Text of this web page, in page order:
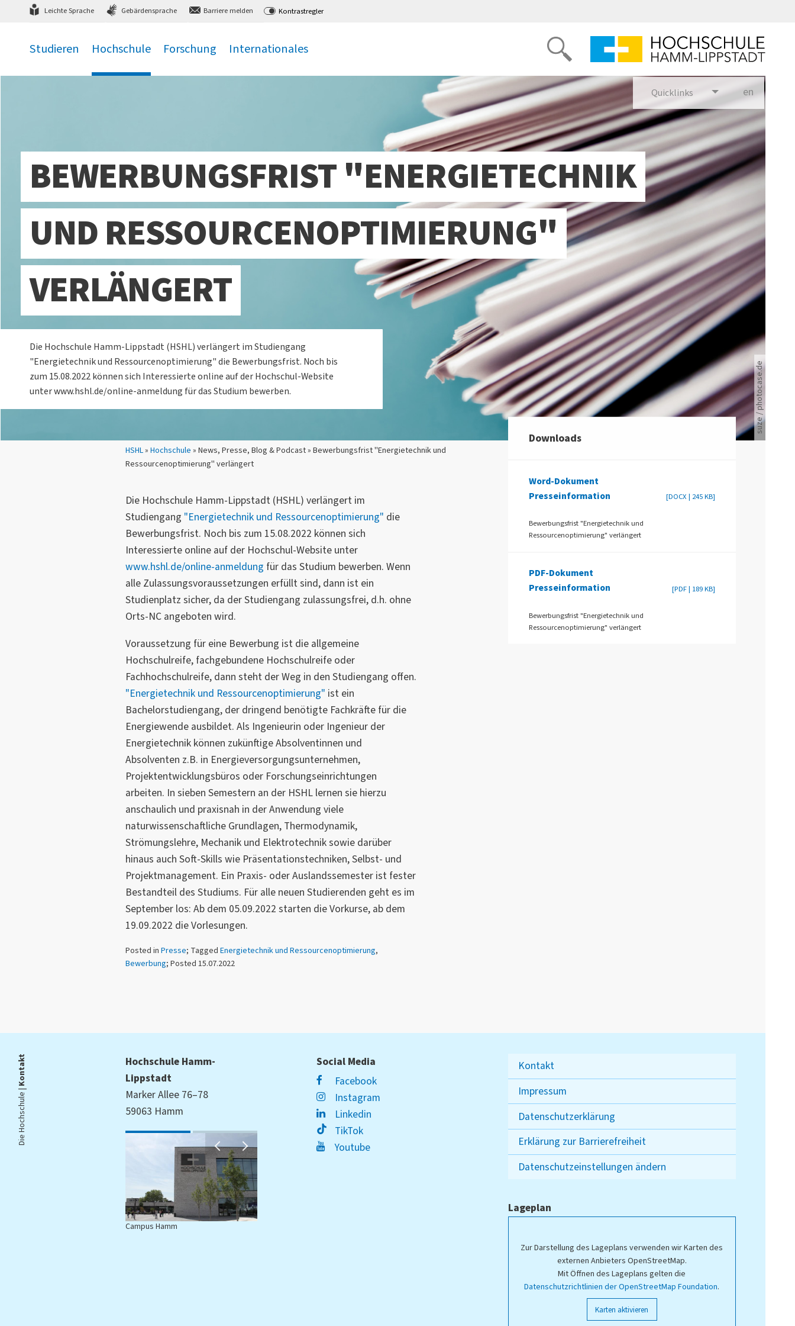
zum Hauptmenü zum Inhalt,
Leichte Sprache Gebärdensprache Barriere melden Kontrastregler
Studieren Hochschule Forschung Internationales
Quicklinks en glish
Sie sind hier:
HSHL» Hochschule » News, Presse, Blog & Podcast » Bewerbungsfrist "Energietechnik und
Ressourcenoptimierung" verlängert
Viele Zeitungen.
suze / photocase.de
BEWERBUNGSFRIST "ENERGIETECHNIK
UND RESSOURCENOPTIMIERUNG"
VERLÄNGERT
Die Hochschule Hamm-Lippstadt (HSHL) verlängert im Studiengang
"Energietechnik und Ressourcenoptimierung" die Bewerbungsfrist. Noch bis
zum 15.08.2022 können sich Interessierte online auf der Hochschul-Website
unter www.hshl.de/online-anmeldung für das Studium bewerben.
Die Hochschule Hamm-Lippstadt (HSHL) verlängert im
Studiengang "Energietechnik und Ressourcenoptimierung" die
Bewerbungsfrist. Noch bis zum 15.08.2022 können sich
Interessierte online auf der Hochschul-Website unter
www.hshl.de/online-anmeldung für das Studium bewerben. Wenn
alle Zulassungsvoraussetzungen erfüllt sind, dann ist ein
Studienplatz sicher, da der Studiengang zulassungsfrei, d.h. ohne
Orts-NC angeboten wird.
Voraussetzung für eine Bewerbung ist die allgemeine
Hochschulreife, fachgebundene Hochschulreife oder
Fachhochschulreife, dann steht der Weg in den Studiengang offen.
"Energietechnik und Ressourcenoptimierung" ist ein
Bachelorstudiengang, der dringend benötigte Fachkräfte für die
Energiewende ausbildet. Als Ingenieurin oder Ingenieur der
Energietechnik können zukünftige Absolventinnen und
Absolventen z.B. in Energieversorgungsunternehmen,
Projektentwicklungsbüros oder Forschungseinrichtungen
arbeiten. In sieben Semestern an der HSHL lernen sie hierzu
anschaulich und praxisnah in der Anwendung viele
naturwissenschaftliche Grundlagen, Thermodynamik,
Strömungslehre, Mechanik und Elektrotechnik sowie darüber
hinaus auch Soft-Skills wie Präsentationstechniken, Selbst- und
Projektmanagement. Ein Praxis- oder Auslandssemester ist fester
Bestandteil des Studiums. Für alle neuen Studierenden geht es im
September los: Ab dem 05.09.2022 starten die Vorkurse, ab dem
19.09.2022 die Vorlesungen.
Posted in Presse; Tagged Energietechnik und Ressourcenoptimierung,
Bewerbung; Posted 15.07.2022
Downloads
Word-Dokument
Presseinformation
[DOCX | 245 KB]
Bewerbungsfrist "Energietechnik und
Ressourcenoptimierung" verlängert
PDF-Dokument
Presseinformation
[PDF | 189 KB]
Bewerbungsfrist "Energietechnik und
Ressourcenoptimierung" verlängert
Die Hochschule |
Kontakt
Hochschule Hamm-
Lippstadt
Marker Allee 76–78
59063 Hamm
Campus Hamm
Social Media
Facebook
Instagram
Linkedin
TikTok
Youtube
Kontakt
Impressum
Datenschutzerklärung
Erklärung zur Barrierefreiheit
Datenschutzeinstellungen ändern
Lageplan
Zur Darstellung des Lageplans verwenden wir Karten des
externen Anbieters OpenStreetMap.
Mit Öffnen des Lageplans gelten die
Datenschutzrichtlinien der OpenStreetMap Foundation.
Karten aktivieren